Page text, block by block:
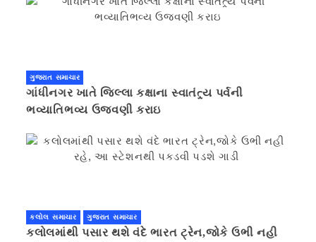
ગુજરાત સમાચાર
ગાંધીનગર ખાતે જિલ્લા કક્ષાના સ્વાતંત્ર્ય પર્વની
ભવ્યાતિભવ્ય ઉજવણી કરાઇ
કલોલ સમાચાર ગુજરાત સમાચાર
કલોલમાંથી પસાર થશે વંદે ભારત ટ્રેન,જોકે ઉભી નહી